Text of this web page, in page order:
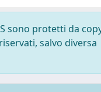
sono protetti da
salvo diversa